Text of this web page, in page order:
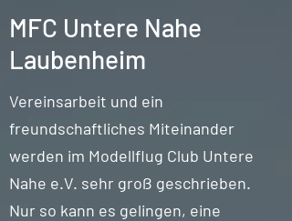
MFC Untere Nahe
Laubenheim
Vereinsarbeit und ein
freundschaftliches Miteinander
werden im Modellflug Club Untere
Nahe e.V. sehr groß geschrieben.
Nur so kann es gelingen, eine